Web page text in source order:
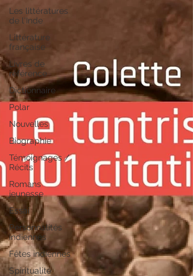
Les littératures
de l'Inde
Littérature
française
Livres de
référence
Dictionnaire
Polar
Nouvelles
Biographie
Témoignages /
Récits
Romans
jeunesse
Essai
Personnalités
indiennes
Fêtes indiennes
Spiritualité